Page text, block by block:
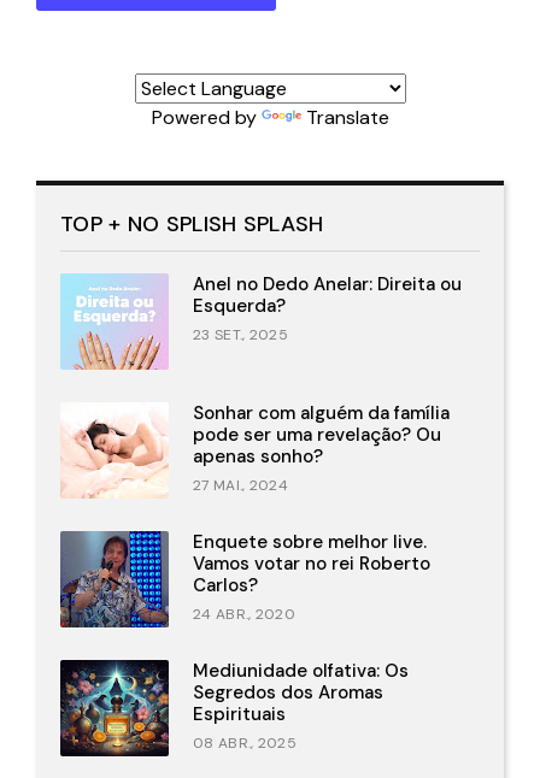
Powered by Translate
TOP + NO SPLISH SPLASH
Anel no Dedo Anelar: Direita ou
Esquerda?
23 SET., 2025
Sonhar com alguém da família
pode ser uma revelação? Ou
apenas sonho?
27 MAI., 2024
Enquete sobre melhor live.
Vamos votar no rei Roberto
Carlos?
24 ABR., 2020
Mediunidade olfativa: Os
Segredos dos Aromas
Espirituais
08 ABR., 2025